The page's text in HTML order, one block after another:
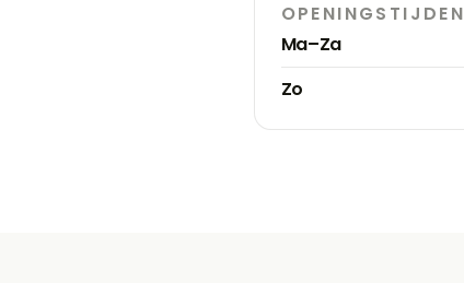
OPENINGSTIJDEN
Ma–Za
Zo